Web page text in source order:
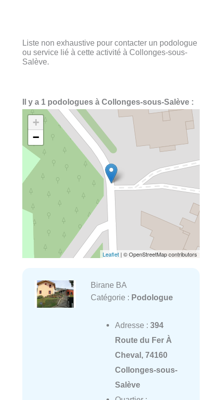
Liste non exhaustive pour contacter un podologue
ou service lié à cette activité à Collonges-sous-
Salève.
Il y a 1 podologues à Collonges-sous-Salève :
+
−
Leaflet | © OpenStreetMap contributors
Birane BA
Catégorie : Podologue
Adresse : 394
Route du Fer À
Cheval, 74160
Collonges-sous-
Salève